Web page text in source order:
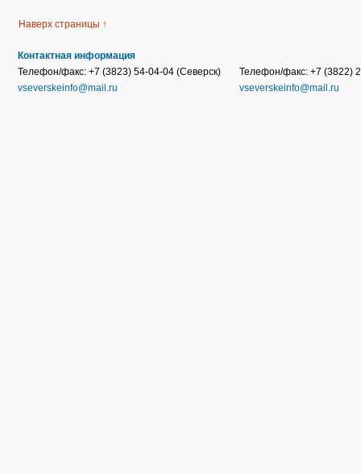
Наверх страницы ↑
Контактная информация
Телефон/факс: +7 (3823) 54-04-04 (Северск)
vseverskeinfo@mail.ru
Телефон/факс: +7 (3822)
vseverskeinfo@mail.ru